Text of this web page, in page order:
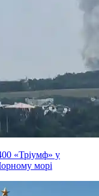
«Тріумф» у
морі